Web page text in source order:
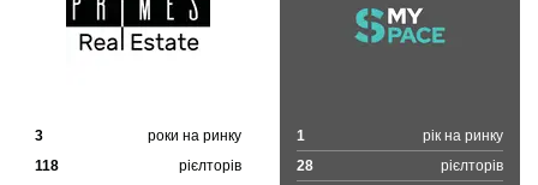
3
роки на ринку
118
рієлторів
1
рік на ринку
28
рієлторів